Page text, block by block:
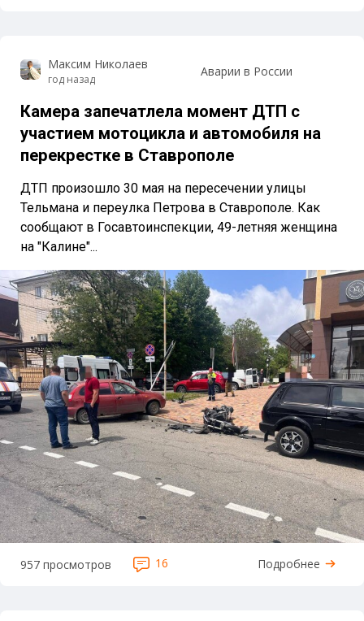
Максим Николаев
год назад Аварии в России
Камера запечатлела момент ДТП с
участием мотоцикла и автомобиля на
перекрестке в Ставрополе
ДТП произошло 30 мая на пересечении улицы
Тельмана и переулка Петрова в Ставрополе. Как
сообщают в Госавтоинспекции, 49-летняя женщина
на "Калине"...
957 просмотров 16 Подробнее